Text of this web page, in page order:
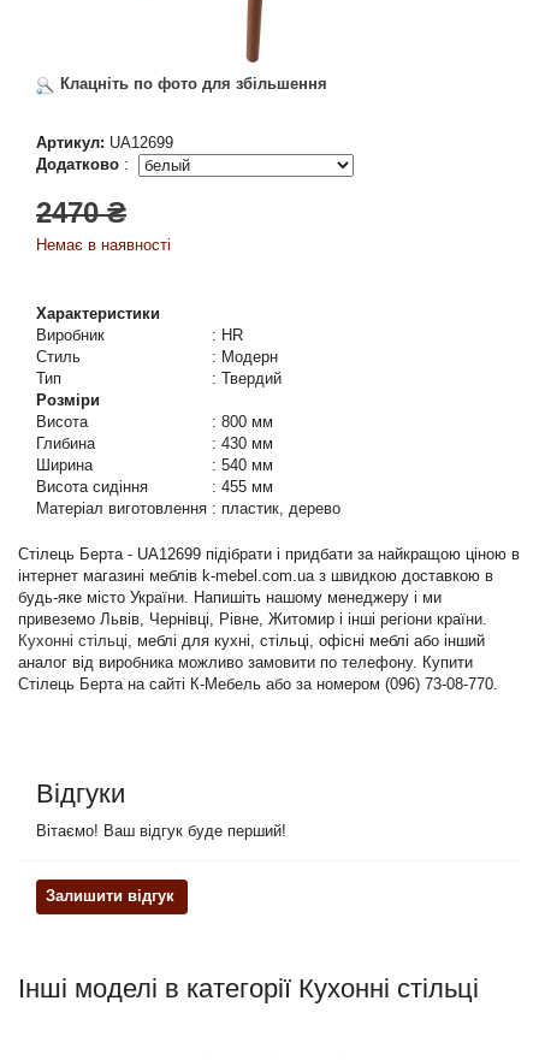
Клацніть по фото для збільшення
Артикул: UA12699
Додатково :
2470 ₴
Немає в наявності
Характеристики
Виробник
: HR
Стиль
: Модерн
Тип
: Твердий
Розміри
Висота
: 800 мм
Глибина
: 430 мм
Ширина
: 540 мм
Висота сидіння
: 455 мм
Матеріал виготовлення : пластик, дерево
Стілець Берта - UA12699 підібрати і придбати за найкращою ціною в
інтернет магазині меблів k-mebel.com.ua з швидкою доставкою в
будь-яке місто України. Напишіть нашому менеджеру і ми
привеземо Львів, Чернівці, Рівне, Житомир і інші регіони країни.
Кухонні стільці, меблі для кухні, стільці, офісні меблі або інший
аналог від виробника можливо замовити по телефону. Купити
Стілець Берта на сайті К-Мебель або за номером (096) 73-08-770.
Відгуки
Вітаємо! Ваш відгук буде перший!
Залишити відгук
Інші моделі в категорії Кухонні стільці